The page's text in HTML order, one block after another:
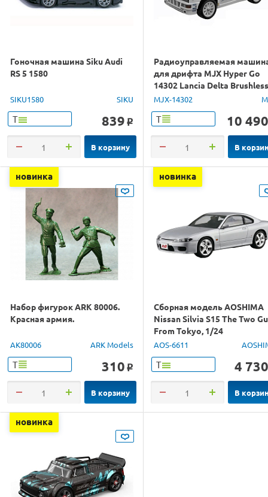
Гоночная машина Siku Audi
RS 5 1580
SIKU1580 SIKU
Т 839 o
В корзину
Радиоуправляемая
для дрифта MJX Hyper Go
14302 Lancia Delta Brushless
4WD 2.4G LED 1/14 RTR
MJX-14302
Т 10 490
В
новинка
Набор фигурок ARK 80006.
Красная армия.
AK80006 ARK Models
Т 310 o
В корзину
новинка
Сборная модель AOSHIMA
Nissan Silvia S15 The Two
From Tokyo, 1/24
AOS-6611
Т 4 730
В
новинка